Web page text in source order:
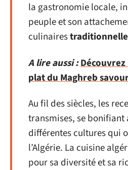
la gastronomie locale,
peuple et son
culinaires
A lire aussi :
plat du Maghreb
Au fil des siècles, les
transmises, se bonifiant
différentes cultures qui
l’Algérie. La cuisine
pour sa diversité et sa